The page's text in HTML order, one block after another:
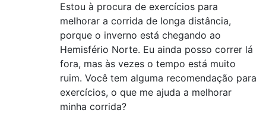
Estou à procura de exercícios para
melhorar a corrida de longa distância,
porque o inverno está chegando ao
Hemisfério Norte. Eu ainda posso correr lá
fora, mas às vezes o tempo está muito
ruim. Você tem alguma recomendação para
exercícios, o que me ajuda a melhorar
minha corrida?